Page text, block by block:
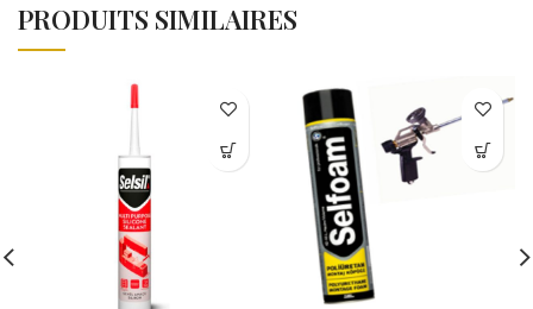
PRODUITS SIMILAIRES